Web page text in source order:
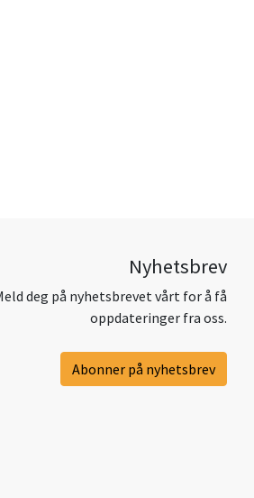
Nyhetsbrev
deg på nyhetsbrevet vårt for å få
oppdateringer fra oss.
Abonner på nyhetsbrev